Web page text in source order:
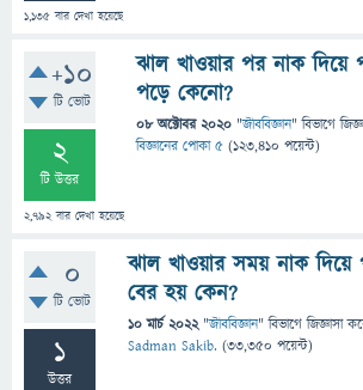
1,135 বার দেখা হয়েছে
+10
টি ভোট
2
টি উত্তর
2,792বার দেখা হয়েছে
ঝাল খাওয়ার পর নাক দিয়ে
পড়ে কেনো?
08 অক্টোবর 2020 "জীববিজ্ঞান" বিভাগে
বিজ্ঞানের পোকা ৫ (123,410 পয়েন্ট)
0
টি ভোট
1
উত্তর
ঝাল খাওয়ার সময় নাক দিয়ে
বের হয় কেন?
10 মার্চ 2022 "জীববিজ্ঞান" বিভাগে জিজ্ঞাসা
Sadman Sakib. (33,350 পয়েন্ট)